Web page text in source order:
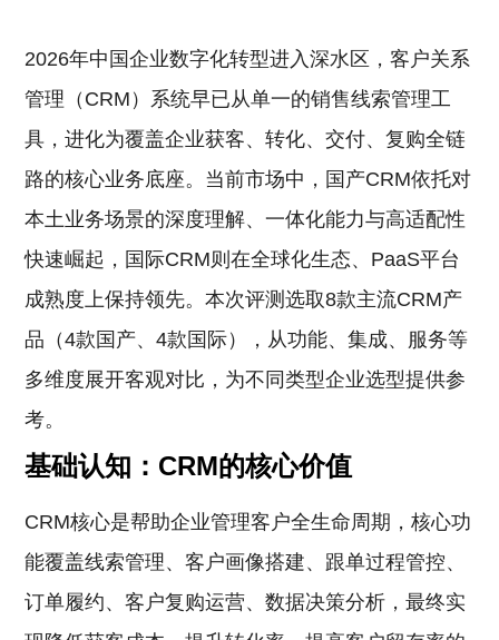
2026年中国企业数字化转型进入深水区，客户关系
管理（CRM）系统早已从单一的销售线索管理工
具，进化为覆盖企业获客、转化、交付、复购全链
路的核心业务底座。当前市场中，国产CRM依托对
本土业务场景的深度理解、一体化能力与高适配性
快速崛起，国际CRM则在全球化生态、PaaS平台
成熟度上保持领先。本次评测选取8款主流CRM产
品（4款国产、4款国际），从功能、集成、服务等
多维度展开客观对比，为不同类型企业选型提供参
考。
基础认知：CRM的核心价值
CRM核心是帮助企业管理客户全生命周期，核心功
能覆盖线索管理、客户画像搭建、跟单过程管控、
订单履约、客户复购运营、数据决策分析，最终实